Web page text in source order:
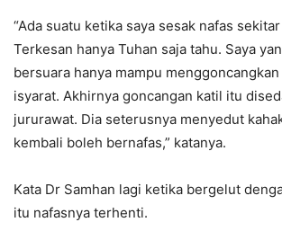
“Ada suatu ketika saya sesak nafas
Terkesan hanya Tuhan saja tahu. Saya
bersuara hanya mampu
isyarat. Akhirnya goncangan katil itu
jururawat. Dia seterusnya menyedut
kembali boleh bernafas,” katanya.
Kata Dr Samhan lagi ketika bergelut
itu nafasnya terhenti.